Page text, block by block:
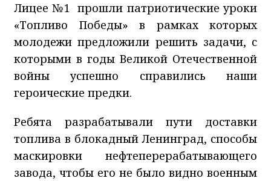
Лицее №1 прошли патриотические уроки
«Топливо Победы» в рамках которых
молодежи предложили решить задачи, с
которыми в годы Великой Отечественной
войны успешно справились наши
героические предки.
Ребята разрабатывали пути доставки
топлива в блокадный Ленинград, способы
маскировки нефтеперерабатывающего
завода, чтобы его не было видно военным